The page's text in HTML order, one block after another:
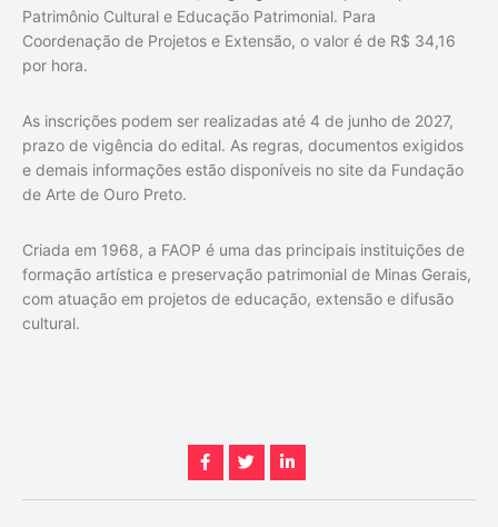
Patrimônio Cultural e Educação Patrimonial. Para
Coordenação de Projetos e Extensão, o valor é de R$ 34,16
por hora.
As inscrições podem ser realizadas até 4 de junho de 2027,
prazo de vigência do edital. As regras, documentos exigidos
e demais informações estão disponíveis no site da Fundação
de Arte de Ouro Preto.
Criada em 1968, a FAOP é uma das principais instituições de
formação artística e preservação patrimonial de Minas Gerais,
com atuação em projetos de educação, extensão e difusão
cultural.